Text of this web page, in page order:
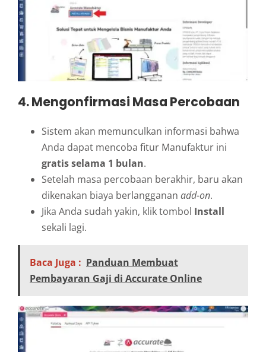
4. Mengonfirmasi Masa Percobaan
Sistem akan memunculkan informasi bahwa
Anda dapat mencoba fitur Manufaktur ini
gratis selama 1 bulan.
Setelah masa percobaan berakhir, baru akan
dikenakan biaya berlangganan add-on.
Jika Anda sudah yakin, klik tombol Install
sekali lagi.
Baca Juga : Panduan Membuat
Pembayaran Gaji di Accurate Online